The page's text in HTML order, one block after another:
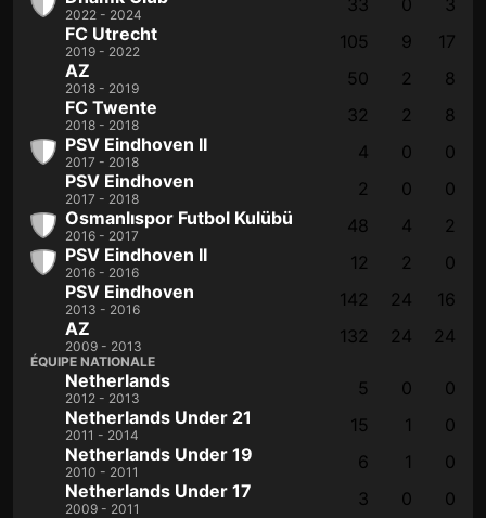
2022 - 2024 33 0
3
FC Utrecht
2019 - 2022 105 9
17
AZ
2018 - 2019 50 2
8
FC Twente
2018 - 2018 32 2
8
PSV Eindhoven II
2017 - 2018 4 0
0
PSV Eindhoven
2017 - 2018 2 0
0
Osmanlıspor Futbol Kulübü
2016 - 2017 48 4
2
PSV Eindhoven II
2016 - 2016 12 2
0
PSV Eindhoven
2013 - 2016 142 24
16
AZ
2009 - 2013 132 24 24
ÉQUIPE NATIONALE
Netherlands
2012 - 2013 5 0
0
Netherlands Under 21
2011 - 2014 15 1
0
Netherlands Under 19
2010 - 2011 6 1
0
Netherlands Under 17
2009 - 2011 3 0 0